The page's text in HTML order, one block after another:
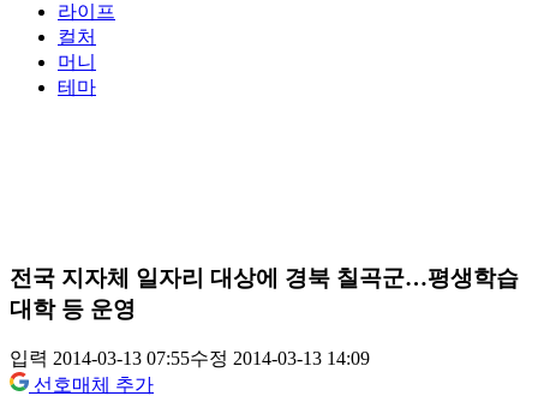
라이프
컬처
머니
테마
전국 지자체 일자리 대상에 경북 칠곡군…평생학습
대학 등 운영
입력 2014-03-13 07:55수정 2014-03-13 14:09
선호매체 추가